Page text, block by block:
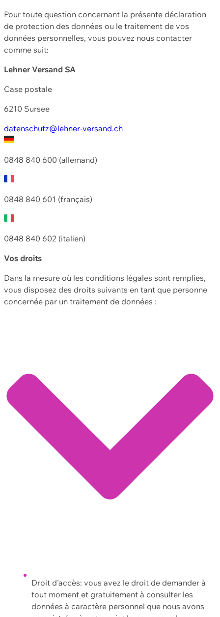
Pour toute question concernant la présente déclaration
de protection des données ou le traitement de vos
données personnelles, vous pouvez nous contacter
comme suit:
Lehner Versand SA
Case postale
6210 Sursee
datenschutz@lehner-versand.ch
0848 840 600 (allemand)
0848 840 601 (français)
0848 840 602 (italien)
Vos droits
Dans la mesure où les conditions légales sont remplies,
vous disposez des droits suivants en tant que personne
concernée par un traitement de données :
Droit d'accès: vous avez le droit de demander à
tout moment et gratuitement à consulter les
données à caractère personnel que nous avons